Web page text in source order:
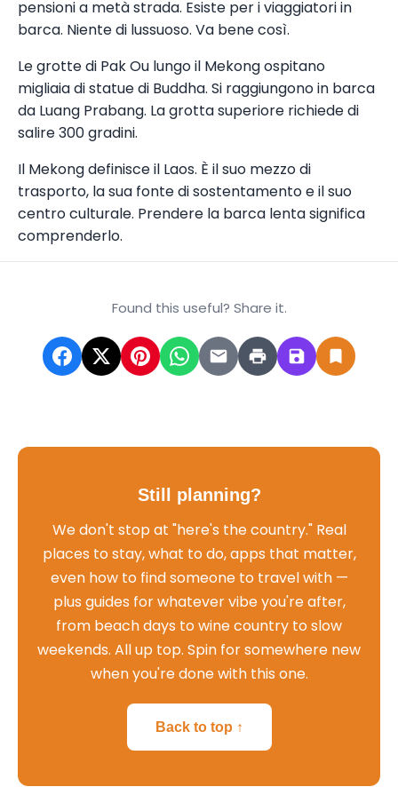
pensioni a metà strada. Esiste per i viaggiatori in
barca. Niente di lussuoso. Va bene così.
Le grotte di Pak Ou lungo il Mekong ospitano
migliaia di statue di Buddha. Si raggiungono in barca
da Luang Prabang. La grotta superiore richiede di
salire 300 gradini.
Il Mekong definisce il Laos. È il suo mezzo di
trasporto, la sua fonte di sostentamento e il suo
centro culturale. Prendere la barca lenta significa
comprenderlo.
Found this useful? Share it.
Still planning?
We don't stop at "here's the country." Real
places to stay, what to do, apps that matter,
even how to find someone to travel with —
plus guides for whatever vibe you're after,
from beach days to wine country to slow
weekends. All up top. Spin for somewhere new
when you're done with this one.
Back to top ↑